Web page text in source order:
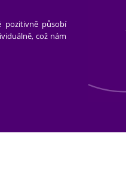
pozitivně působí
což nám